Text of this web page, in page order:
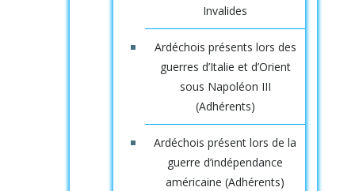
Invalides
Ardéchois présents lors des
guerres d’Italie et d’Orient
sous Napoléon III
(Adhérents)
Ardéchois présent lors de la
guerre d’indépendance
américaine (Adhérents)